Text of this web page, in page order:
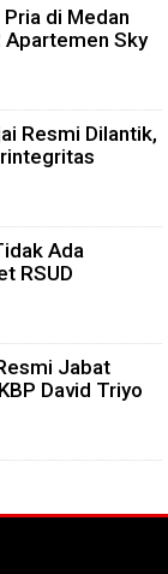
Pria di Medan
Sky
Resmi Dilantik,
Ada
RSUD
Jabat
David Triyo